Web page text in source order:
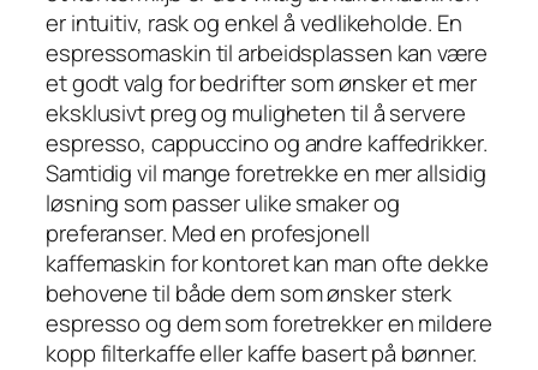
er intuitiv, rask og enkel å vedlikeholde. En
espressomaskin til arbeidsplassen kan være
et godt valg for bedrifter som ønsker et mer
eksklusivt preg og muligheten til å servere
espresso, cappuccino og andre kaffedrikker.
Samtidig vil mange foretrekke en mer allsidig
løsning som passer ulike smaker og
preferanser. Med en profesjonell
kaffemaskin for kontoret kan man ofte dekke
behovene til både dem som ønsker sterk
espresso og dem som foretrekker en mildere
kopp filterkaffe eller kaffe basert på bønner.